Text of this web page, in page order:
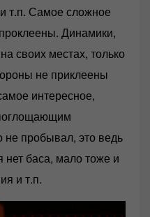
т.п. Самое сложное
Динамики,
своих местах, только
не приклеены
интересное,
пробывал, это ведь
нет баса, мало тоже и
и т.п.